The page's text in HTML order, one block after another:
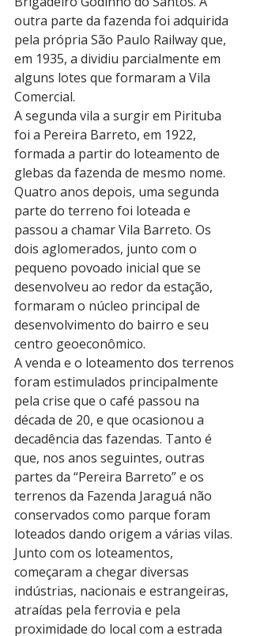
outra parte da fazenda foi adquirida
pela própria São Paulo Railway que,
em 1935, a dividiu parcialmente em
alguns lotes que formaram a Vila
Comercial.
A segunda vila a surgir em Pirituba
foi a Pereira Barreto, em 1922,
formada a partir do loteamento de
glebas da fazenda de mesmo nome.
Quatro anos depois, uma segunda
parte do terreno foi loteada e
passou a chamar Vila Barreto. Os
dois aglomerados, junto com o
pequeno povoado inicial que se
desenvolveu ao redor da estação,
formaram o núcleo principal de
desenvolvimento do bairro e seu
centro geoeconômico.
A venda e o loteamento dos terrenos
foram estimulados principalmente
pela crise que o café passou na
década de 20, e que ocasionou a
decadência das fazendas. Tanto é
que, nos anos seguintes, outras
partes da “Pereira Barreto” e os
terrenos da Fazenda Jaraguá não
conservados como parque foram
loteados dando origem a várias vilas.
Junto com os loteamentos,
começaram a chegar diversas
indústrias, nacionais e estrangeiras,
atraídas pela ferrovia e pela
proximidade do local com a estrada